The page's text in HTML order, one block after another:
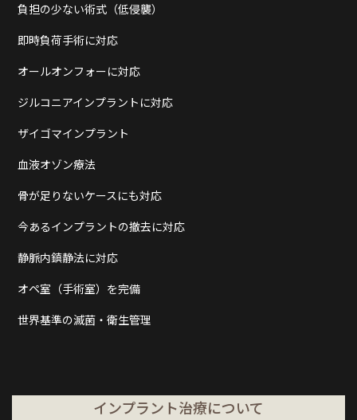
負担の少ない術式（低侵襲）
即時負荷手術に対応
オールオンフォーに対応
ジルコニアインプラントに対応
ザイゴマインプラント
血液オゾン療法
骨が足りないケースにも対応
今あるインプラントの撤去に対応
静脈内鎮静法に対応
オペ室（手術室）を完備
世界基準の滅菌・衛生管理
インプラント治療について